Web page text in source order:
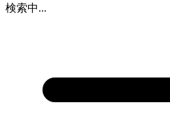
検索中...